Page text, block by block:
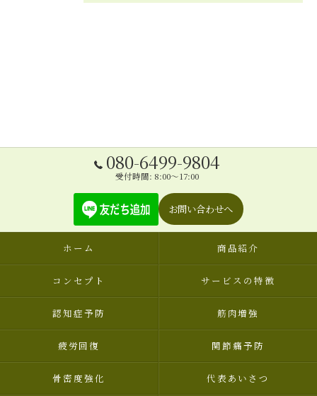
080-6499-9804
受付時間: 8:00～17:00
お問い合わせへ
ホーム 商品紹介
コンセプト サービスの特徴
認知症予防 筋肉増強
疲労回復 関節痛予防
骨密度強化 代表あいさつ